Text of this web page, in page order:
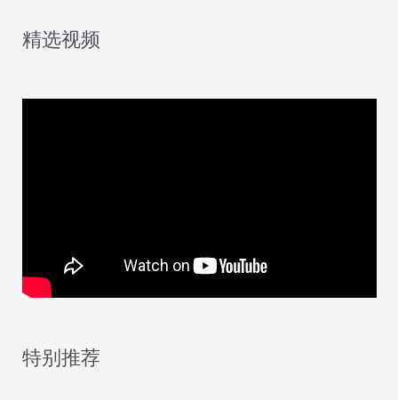
精选视频
特别推荐